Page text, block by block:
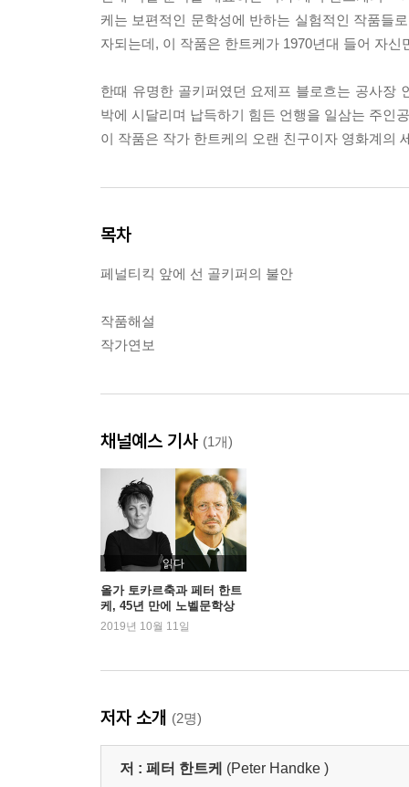
케는 보편적인 문학성에 반하는 실험적인 작품들
자되는데, 이 작품은 한트케가 1970년대 들어 자
한때 유명한 골키퍼였던 요제프 블로흐는 공사장
박에 시달리며 납득하기 힘든 언행을 일삼는 주인
이 작품은 작가 한트케의 오랜 친구이자 영화계의
목차
페널티킥 앞에 선 골키퍼의 불안
작품해설
작가연보
채널예스 기사 (1개)
읽다
올가 토카르축과 페터 한트
케, 45년 만에 노벨문학상
동시 수상
2019년 10월 11일
저자 소개 (2명)
저 : 페터 한트케 (Peter Handke )